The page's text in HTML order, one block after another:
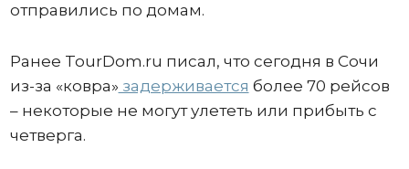
отправились по домам.
Ранее TourDom.ru писал, что сегодня в Сочи
из-за «ковра» задерживается более 70 рейсов
– некоторые не могут улететь или прибыть с
четверга.